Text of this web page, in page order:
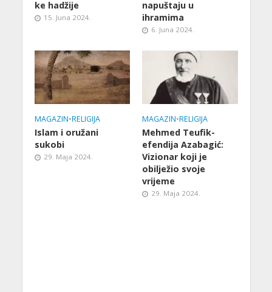
ke hadžije
15. Juna 2024.
napuštaju u
ihramima
6. Juna 2024.
MAGAZIN•RELIGIJA
Islam i oružani
sukobi
29. Maja 2024.
MAGAZIN•RELIGIJA
Mehmed Teufik-
efendija Azabagić:
Vizionar koji je
obilježio svoje
vrijeme
29. Maja 2024.